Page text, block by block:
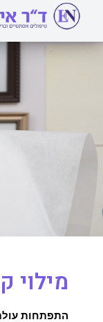
מילוי
התפתחות